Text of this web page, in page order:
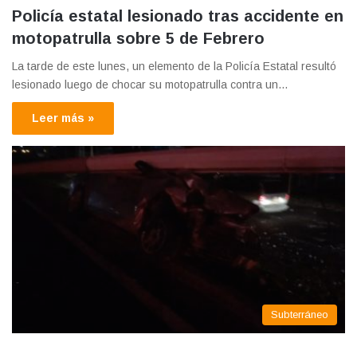
Policía estatal lesionado tras accidente en
motopatrulla sobre 5 de Febrero
La tarde de este lunes, un elemento de la Policía Estatal resultó
lesionado luego de chocar su motopatrulla contra un…
Leer más »
Subterráneo